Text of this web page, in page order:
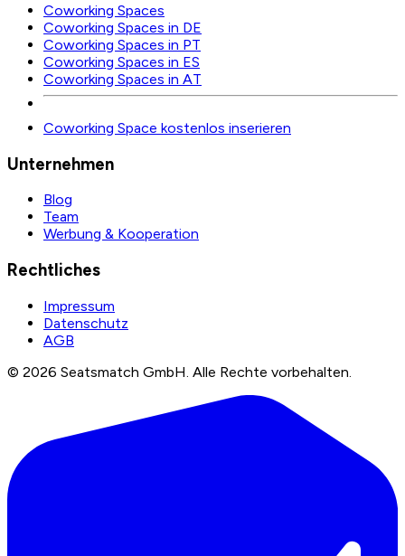
Coworking Spaces
Coworking Spaces in DE
Coworking Spaces in PT
Coworking Spaces in ES
Coworking Spaces in AT
Coworking Space kostenlos inserieren
Unternehmen
Blog
Team
Werbung & Kooperation
Rechtliches
Impressum
Datenschutz
AGB
© 2026 Seatsmatch GmbH. Alle Rechte vorbehalten.